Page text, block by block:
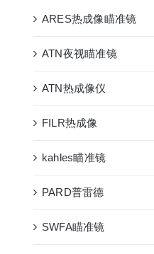
ARES热成像瞄准镜
ATN夜视瞄准镜
ATN热成像仪
FILR热成像
kahles瞄准镜
PARD普雷德
SWFA瞄准镜